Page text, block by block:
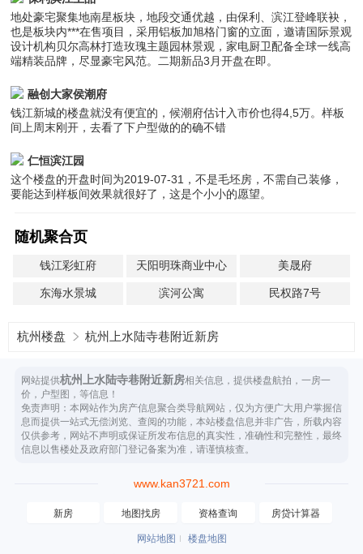
地处豪宅聚集地南星板块，地段交通优越，由保利、滨江登峰联袂，
也是板块内***在售项目，采用铝板加旭格门窗的立面，邀请国际景观
设计机构贝尔高林打造玫瑰主题园林景观，家电厨卫配备全球一线高
端精装品牌，尽显豪宅风范。二期新品3月开盘在即。
融创大家侯潮府
钱江新城的楼盘就没有便宜的，候潮府估计入市价也得4,5万。样板
间上周末刚开，去看了下户型做的的确不错
仁恒滨江园
这个楼盘的开盘时间为2019-07-31，不是毛坯房，不需自己装修，
要能达到样板间效果就很好了，这是个小小的愿望。
随机聚合页
钱江彩虹府 天阳明珠商业中心 美晟府
东海水景城 滨河公寓 民权路7号
杭州楼盘 杭州上水陆寺巷附近新房
网站提供杭州上水陆寺巷附近新房相关信息，提供楼盘航拍，一房一
价，户型图，等信息！
免责声明：本网站作为房产信息聚合类导航网站，仅为方便广大用户掌握信
息而提供一站式无偿浏览、查阅的功能，本站楼盘信息并非广告，所载内容
仅供参考，网站不声明或保证所发布信息的真实性，准确性和完整性，最终
信息以售楼处及政府部门登记备案为准，请谨慎核查。
www.kan3721.com
新房 地图找房 资格查询 房贷计算器
网站地图
楼盘地图